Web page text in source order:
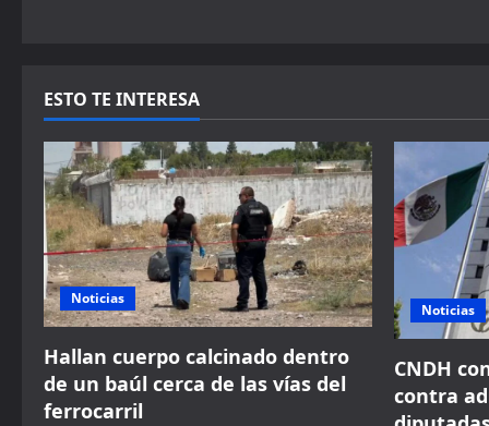
ESTO TE INTERESA
Noticias
Hallan cuerpo calcinado dentro
de un baúl cerca de las vías del
ferrocarril
Noticias
CNDH
contra